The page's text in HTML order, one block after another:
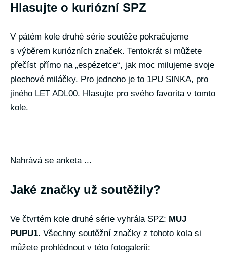
Hlasujte o kuriózní SPZ
V pátém kole druhé série soutěže pokračujeme
s výběrem kuriózních značek. Tentokrát si můžete
přečíst přímo na „espézetce“, jak moc milujeme svoje
plechové miláčky. Pro jednoho je to 1PU SINKA, pro
jiného LET ADL00. Hlasujte pro svého favorita v tomto
kole.
Nahrává se anketa ...
Jaké značky už soutěžily?
Ve čtvrtém kole druhé série vyhrála SPZ: MUJ
PUPU1. Všechny soutěžní značky z tohoto kola si
můžete prohlédnout v této fotogalerii: